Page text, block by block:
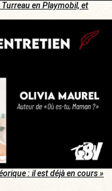
en Playmobil, et
: il est déjà en cours »